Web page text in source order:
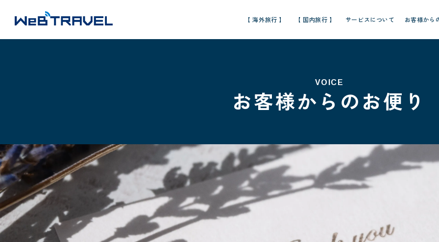
【 海外旅行 】 【 国内旅行 】 サービスについて お客様から
VOICE
お客様からのお便り